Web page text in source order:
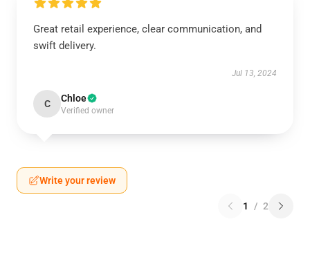
Great retail experience, clear communication, and
swift delivery.
Jul 13, 2024
C Chloe
Verified owner
Write your review
1 / 2